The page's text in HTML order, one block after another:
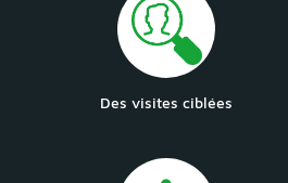
Des visites ciblées